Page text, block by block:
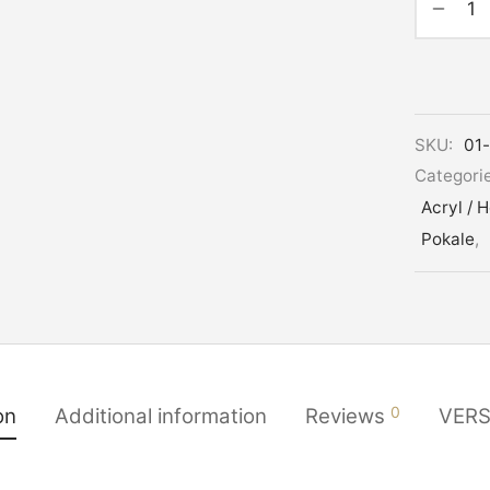
SKU:
Acryl /
Pokale,
Additional information Reviews 0